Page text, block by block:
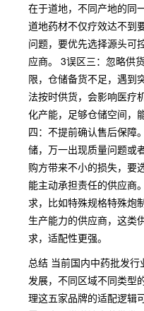
在于道地，不同产地的同
道地药材不仅疗效达不到
问题，要优先选择源头可
应商。 3误区三：忽略供
限，仓储备货不足，遇到
法按时供货，会影响医疗
化产能，足够仓储空间，
四：不提前确认售后保障
储，万一出现质量问题或
购方带来不小的损失，要
能主动承担责任的供应商
求，比如特殊规格特殊炮
生产能力的供应商，这类
求，适配性更强。
总结 当前国内中药批发
发展，不同区域不同类型
理这五家品牌的适配逻辑